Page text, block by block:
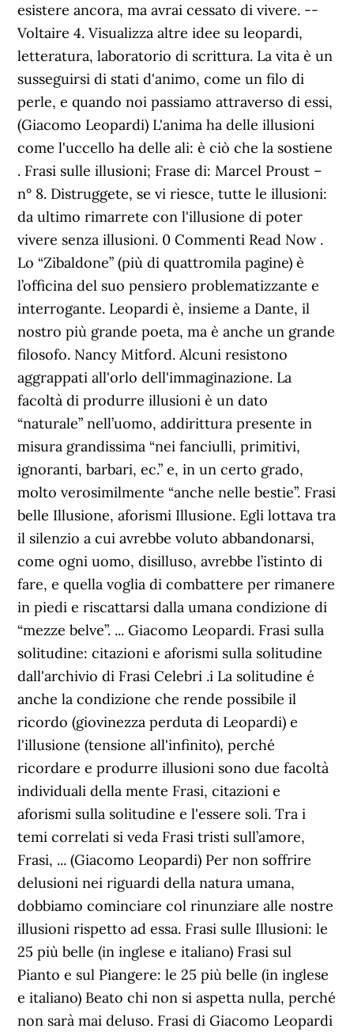
esistere ancora, ma avrai cessato di vivere. --
Voltaire 4. Visualizza altre idee su leopardi,
letteratura, laboratorio di scrittura. La vita è un
susseguirsi di stati d'animo, come un filo di
perle, e quando noi passiamo attraverso di essi,
(Giacomo Leopardi) L'anima ha delle illusioni
come l'uccello ha delle ali: è ciò che la sostiene
. Frasi sulle illusioni; Frase di: Marcel Proust –
n° 8. Distruggete, se vi riesce, tutte le illusioni:
da ultimo rimarrete con l'illusione di poter
vivere senza illusioni. 0 Commenti Read Now .
Lo “Zibaldone” (più di quattromila pagine) è
l’officina del suo pensiero problematizzante e
interrogante. Leopardi è, insieme a Dante, il
nostro più grande poeta, ma è anche un grande
filosofo. Nancy Mitford. Alcuni resistono
aggrappati all'orlo dell'immaginazione. La
facoltà di produrre illusioni è un dato
“naturale” nell’uomo, addirittura presente in
misura grandissima “nei fanciulli, primitivi,
ignoranti, barbari, ec.” e, in un certo grado,
molto verosimilmente “anche nelle bestie”. Frasi
belle Illusione, aforismi Illusione. Egli lottava tra
il silenzio a cui avrebbe voluto abbandonarsi,
come ogni uomo, disilluso, avrebbe l’istinto di
fare, e quella voglia di combattere per rimanere
in piedi e riscattarsi dalla umana condizione di
“mezze belve”. ... Giacomo Leopardi. Frasi sulla
solitudine: citazioni e aforismi sulla solitudine
dall'archivio di Frasi Celebri .i La solitudine é
anche la condizione che rende possibile il
ricordo (giovinezza perduta di Leopardi) e
l'illusione (tensione all'infinito), perché
ricordare e produrre illusioni sono due facoltà
individuali della mente Frasi, citazioni e
aforismi sulla solitudine e l'essere soli. Tra i
temi correlati si veda Frasi tristi sull’amore,
Frasi, ... (Giacomo Leopardi) Per non soffrire
delusioni nei riguardi della natura umana,
dobbiamo cominciare col rinunziare alle nostre
illusioni rispetto ad essa. Frasi sulle Illusioni: le
25 più belle (in inglese e italiano) Frasi sul
Pianto e sul Piangere: le 25 più belle (in inglese
e italiano) Beato chi non si aspetta nulla, perché
non sarà mai deluso. Frasi di Giacomo Leopardi